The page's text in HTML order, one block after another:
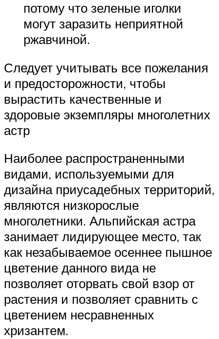
потому что зеленые иголки
могут заразить неприятной
ржавчиной.
Следует учитывать все пожелания
и предосторожности, чтобы
вырастить качественные и
здоровые экземпляры многолетних
астр
Наиболее распространенными
видами, используемыми для
дизайна приусадебных территорий,
являются низкорослые
многолетники. Альпийская астра
занимает лидирующее место, так
как незабываемое осеннее пышное
цветение данного вида не
позволяет оторвать свой взор от
растения и позволяет сравнить с
цветением несравненных
хризантем.